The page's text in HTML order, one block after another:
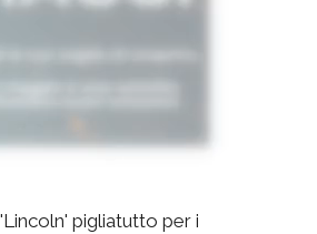
pigliatutto per i